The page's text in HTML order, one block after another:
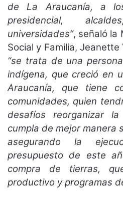
de La Araucanía, a
presidencial,
universidades”, señaló la
Social y Familia,
“se trata de una
indígena, que creció en
Araucanía, que tiene
comunidades, quien
desafíos reorganizar
cumpla de mejor manera
asegurando la
presupuesto de este
compra de tierras,
productivo y programas